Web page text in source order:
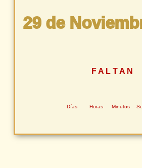
29 de
F A L T A N
Días Horas Minutos